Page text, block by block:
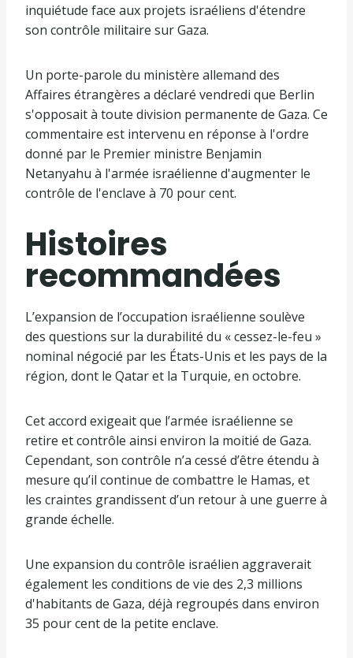
inquiétude face aux projets israéliens d'étendre
son contrôle militaire sur Gaza.
Un porte-parole du ministère allemand des
Affaires étrangères a déclaré vendredi que Berlin
s'opposait à toute division permanente de Gaza. Ce
commentaire est intervenu en réponse à l'ordre
donné par le Premier ministre Benjamin
Netanyahu à l'armée israélienne d'augmenter le
contrôle de l'enclave à 70 pour cent.
Histoires
recommandées
l
i
s
t
d
e
3
é
l
é
m
n
t
s
f
i
n
d
l
i
s
t
e
L’expansion de l’occupation israélienne soulève
des questions sur la durabilité du « cessez-le-feu »
nominal négocié par les États-Unis et les pays de la
région, dont le Qatar et la Turquie, en octobre.
Cet accord exigeait que l’armée israélienne se
retire et contrôle ainsi environ la moitié de Gaza.
Cependant, son contrôle n’a cessé d’être étendu à
mesure qu’il continue de combattre le Hamas, et
les craintes grandissent d’un retour à une guerre à
grande échelle.
Une expansion du contrôle israélien aggraverait
également les conditions de vie des 2,3 millions
d'habitants de Gaza, déjà regroupés dans environ
35 pour cent de la petite enclave.